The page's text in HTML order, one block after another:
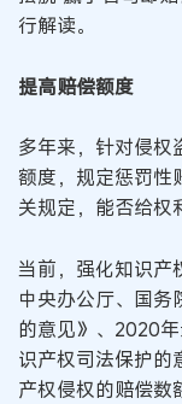
行解读。
提高赔偿额度
多年来，针对侵权
额度，规定惩罚性
关规定，能否给权
当前，强化知识产
中央办公厅、国务
的意见》、2020
识产权司法保护的
产权侵权的赔偿数